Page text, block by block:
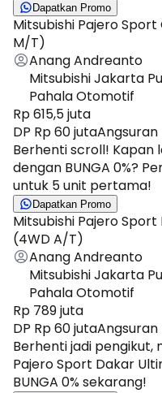
Dapatkan Promo
Mitsubishi Pajero Sport
M/T)
Anang Andreanto
Mitsubishi Jakarta
Pahala Otomotif
Rp 615,5 juta
DP Rp 60 jutaAngsuran
​Berhenti scroll! Kapan
dengan BUNGA 0%?
untuk 5 unit pertama!
Dapatkan Promo
Mitsubishi Pajero
(4WD A/T)
Anang Andreanto
Mitsubishi Jakarta
Pahala Otomotif
Rp 789 juta
DP Rp 60 jutaAngsuran
​Berhenti jadi pengikut,
Pajero Sport Dakar
BUNGA 0% sekarang!